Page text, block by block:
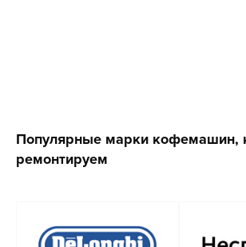
Популярные марки кофемашин,
ремонтируем